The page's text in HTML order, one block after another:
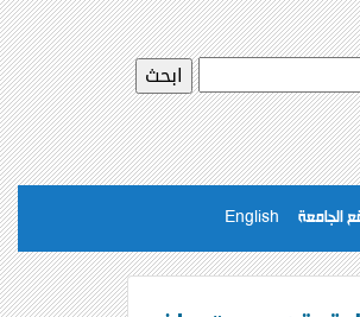
الجامعة English